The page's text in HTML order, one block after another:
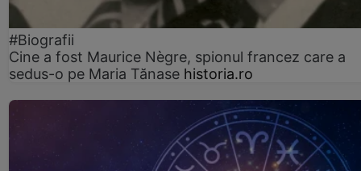
#Biografii
Cine a fost Maurice Nègre, spionul francez care a
sedus-o pe Maria Tănase historia.ro